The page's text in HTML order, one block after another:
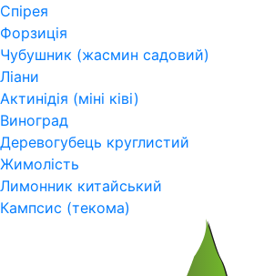
Спірея
Форзиція
Чубушник (жасмин садовий)
Ліани
Актинідія (міні ківі)
Виноград
Деревогубець круглистий
Жимолість
Лимонник китайський
Кампсис (текома)